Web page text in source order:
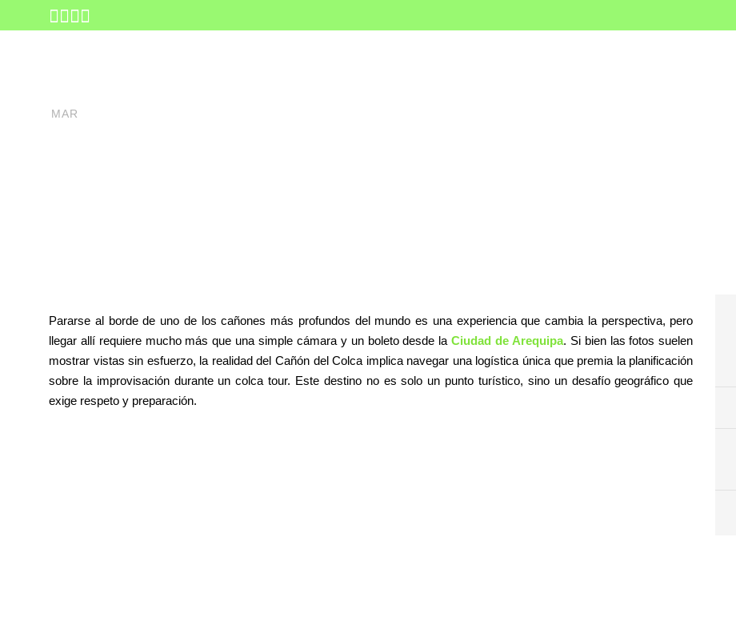
MAR
Pararse al borde de uno de los cañones más profundos del mundo es una experiencia que cambia la perspectiva, pero
llegar allí requiere mucho más que una simple cámara y un boleto desde laCiudad de Arequipa. Si bien las fotos suelen
mostrar vistas sin esfuerzo, la realidad del Cañón del Colca implica navegar una logística única que premia la planificación
sobre la improvisación durante un colca tour. Este destino no es solo un punto turístico, sino un desafío geográfico que
exige respeto y preparación.